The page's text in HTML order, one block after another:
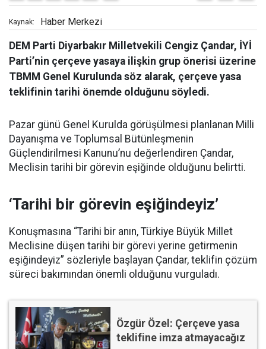
Kaynak: Haber Merkezi
DEM Parti Diyarbakır Milletvekili Cengiz Çandar, İYİ
Parti’nin çerçeve yasaya ilişkin grup önerisi üzerine
TBMM Genel Kurulunda söz alarak, çerçeve yasa
teklifinin tarihi önemde olduğunu söyledi.
Pazar günü Genel Kurulda görüşülmesi planlanan Milli
Dayanışma ve Toplumsal Bütünleşmenin
Güçlendirilmesi Kanunu’nu değerlendiren Çandar,
Meclisin tarihi bir görevin eşiğinde olduğunu belirtti.
‘Tarihi bir görevin eşiğindeyiz’
Konuşmasına “Tarihi bir anın, Türkiye Büyük Millet
Meclisine düşen tarihi bir görevi yerine getirmenin
eşiğindeyiz” sözleriyle başlayan Çandar, teklifin çözüm
süreci bakımından önemli olduğunu vurguladı.
Özgür Özel: Çerçeve yasa
teklifine imza atmayacağız